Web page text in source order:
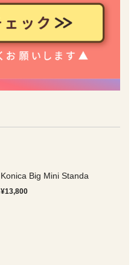
Konica Big Mini Standa
¥13,800